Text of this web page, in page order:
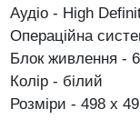
Аудіо - High
Операційна
Блок живлення -
Колір - білий
Розміри - 498 х